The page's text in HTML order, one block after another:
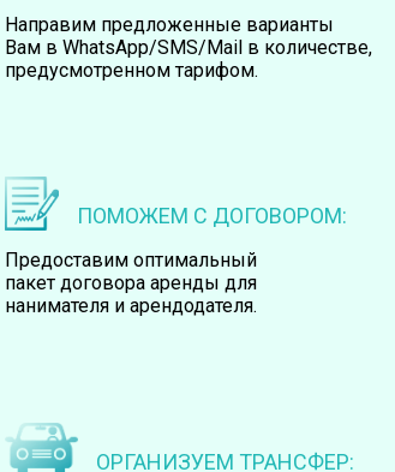
Направим предложенные варианты
Вам в WhatsApp/SMS/Mail в количестве,
предусмотренном тарифом.
ПОМОЖЕМ С ДОГОВОРОМ:
Предоставим оптимальный
пакет договора аренды для
нанимателя и арендодателя.
ОРГАНИЗУЕМ ТРАНСФЕР: